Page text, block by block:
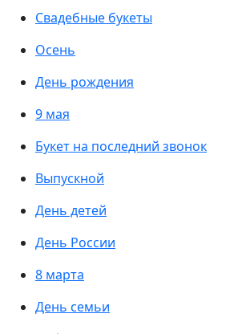
Свадебные букеты
Осень
День рождения
9 мая
Букет на последний звонок
Выпускной
День детей
День России
8 марта
День семьи